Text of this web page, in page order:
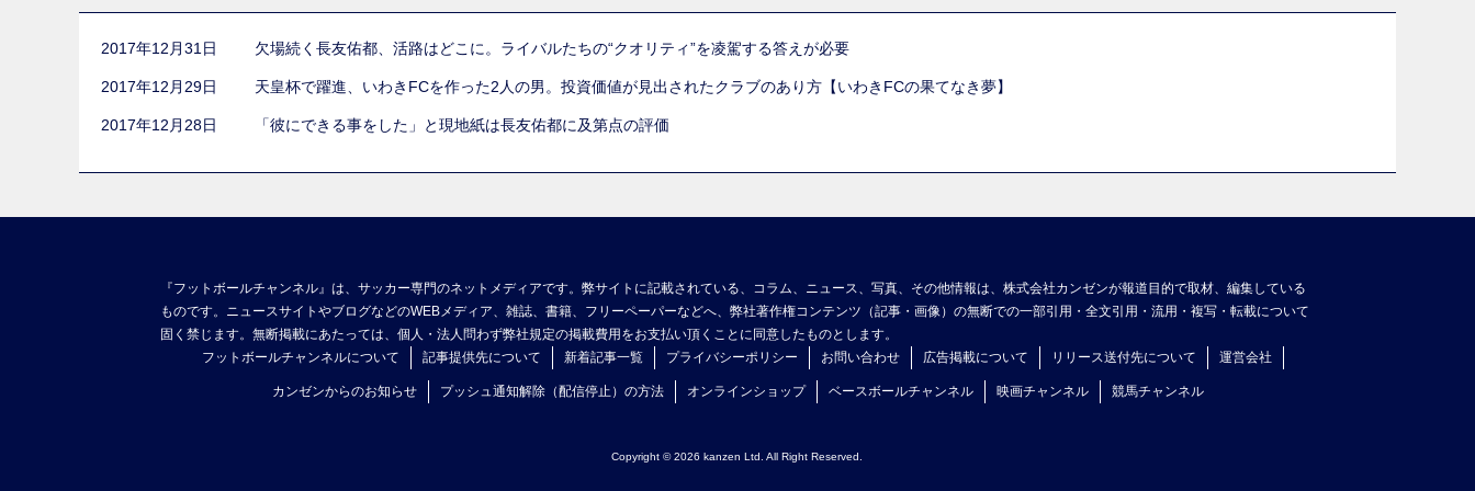
2017年12月31日 欠場続く長友佑都、活路はどこに。ライバルたちの“クオリティ”を凌駕する答えが必要
2017年12月29日 天皇杯で躍進、いわきFCを作った2人の男。投資価値が見出されたクラブのあり方【いわきFCの果てなき夢】
2017年12月28日 「彼にできる事をした」と現地紙は長友佑都に及第点の評価
『フットボールチャンネル』は、サッカー専門のネットメディアです。弊サイトに記載されている、コラム、ニュース、写真、その他情報は、株式会社カンゼンが報道目的で取材、編集している
ものです。ニュースサイトやブログなどのWEBメディア、雑誌、書籍、フリーペーパーなどへ、弊社著作権コンテンツ（記事・画像）の無断での一部引用・全文引用・流用・複写・転載について
固く禁じます。無断掲載にあたっては、個人・法人問わず弊社規定の掲載費用をお支払い頂くことに同意したものとします。
フットボールチャンネルについて
記事提供先について 新着記事一覧 プライバシーポリシー お問い合わせ 広告掲載について リリース送付先について 運営会社
カンゼンからのお知らせ プッシュ通知解除（配信停止）の方法 オンラインショップ ベースボールチャンネル 映画チャンネル 競馬チャンネル
Copyright © 2026 kanzen Ltd. All Right Reserved.